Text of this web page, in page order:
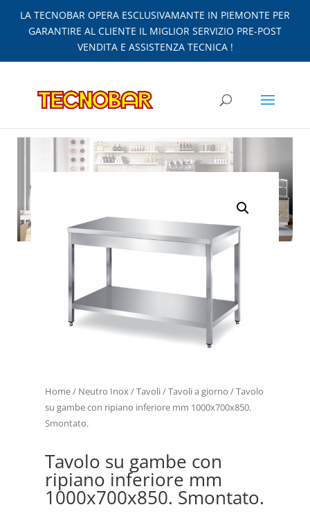
LA TECNOBAR OPERA ESCLUSIVAMANTE IN PIEMONTE PER
GARANTIRE AL CLIENTE IL MIGLIOR SERVIZIO PRE-POST
VENDITA E ASSISTENZA TECNICA !
Home/ Neutro Inox/Tavoli/Tavoli a giorno / Tavolo
su gambe con ripiano inferiore mm 1000x700x850.
Smontato.
Tavolo su gambe con
ripiano inferiore mm
1000x700x850. Smontato.